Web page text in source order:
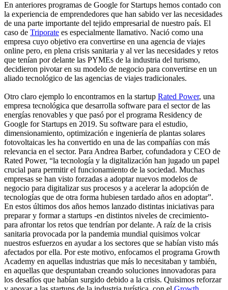
En anteriores programas de Google for Startups hemos contado con
la experiencia de emprendedores que han sabido ver las necesidades
de una parte importante del tejido empresarial de nuestro país. El
caso de Triporate es especialmente llamativo. Nació como una
empresa cuyo objetivo era convertirse en una agencia de viajes
online pero, en plena crisis sanitaria y al ver las necesidades y retos
que tenían por delante las PYMEs de la industria del turismo,
decidieron pivotar en su modelo de negocio para convertirse en un
aliado tecnológico de las agencias de viajes tradicionales.
Otro claro ejemplo lo encontramos en la startup Rated Power, una
empresa tecnológica que desarrolla software para el sector de las
energías renovables y que pasó por el programa Residency de
Google for Startups en 2019. Su software para el estudio,
dimensionamiento, optimización e ingeniería de plantas solares
fotovoltaicas les ha convertido en una de las compañías con más
relevancia en el sector. Para Andrea Barber, cofundadora y CEO de
Rated Power, “la tecnología y la digitalización han jugado un papel
crucial para permitir el funcionamiento de la sociedad. Muchas
empresas se han visto forzadas a adoptar nuevos modelos de
negocio para digitalizar sus procesos y a acelerar la adopción de
tecnologías que de otra forma hubiesen tardado años en adoptar”.
En estos últimos dos años hemos lanzado distintas iniciativas para
preparar y formar a startups -en distintos niveles de crecimiento-
para afrontar los retos que tendrían por delante. A raíz de la crisis
sanitaria provocada por la pandemia mundial quisimos volcar
nuestros esfuerzos en ayudar a los sectores que se habían visto más
afectados por ella. Por este motivo, enfocamos el programa Growth
Academy en aquellas industrias que más lo necesitaban y también,
en aquellas que despuntaban creando soluciones innovadoras para
los desafíos que habían surgido debido a la crisis. Quisimos reforzar